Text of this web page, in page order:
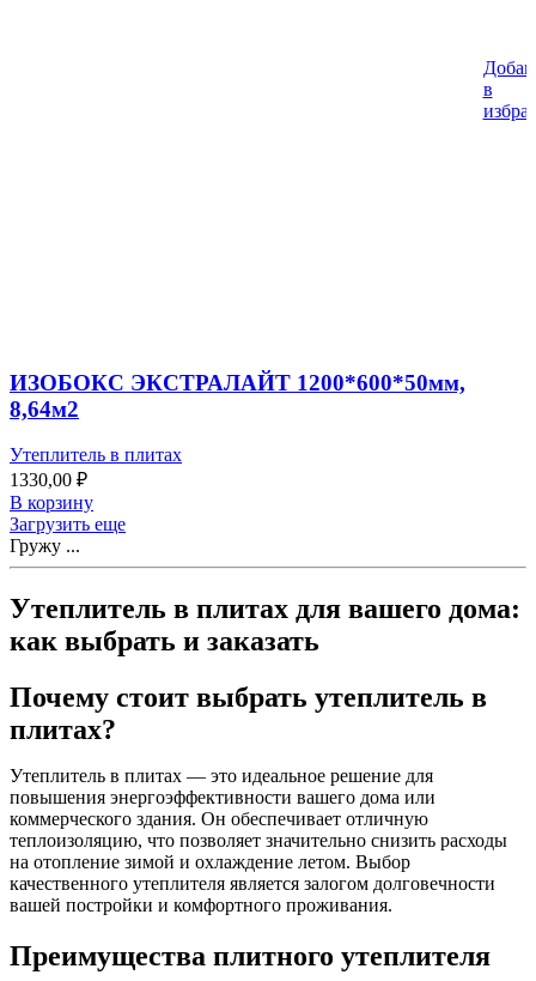
в
ИЗОБОКС ЭКСТРАЛАЙТ 1200*600*50мм,
8,64м2
Утеплитель в плитах
1330,00 ₽
В корзину
Загрузить еще
Гружу ...
Утеплитель в плитах для вашего дома:
как выбрать и заказать
Почему стоит выбрать утеплитель в
плитах?
Утеплитель в плитах — это идеальное решение для
повышения энергоэффективности вашего дома или
коммерческого здания. Он обеспечивает отличную
теплоизоляцию, что позволяет значительно снизить расходы
на отопление зимой и охлаждение летом. Выбор
качественного утеплителя является залогом долговечности
вашей постройки и комфортного проживания.
Преимущества плитного утеплителя